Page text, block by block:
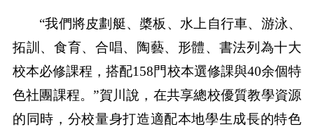
“我們將皮劃艇、槳板、水上自行車、游泳、
拓訓、食育、合唱、陶藝、形體、書法列為十大
校本必修課程，搭配158門校本選修課與40余個特
色社團課程。”賀川說，在共享總校優質教學資源
的同時，分校量身打造適配本地學生成長的特色